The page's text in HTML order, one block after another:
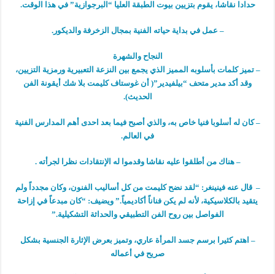
حدادا نقاشا، يقوم بتزيين بيوت الطبقة العليا “البرجوازية” في هذا الوقت.
– عمل في بداية حياته الفنية بمجال الزخرفة والديكور.
النجاح والشهرة
– تميز كلمات بأسلوبه المميز الذي يجمع بين النزعة التعبيرية ورمزية التزيين،
وقد أكد مدير متحف “بيلفيدير”( أن غوستاف كليمت بلا شك أيقونة الفن
الحديث).
– كان له أسلوبا فنيا خاص به، والذي أصبح فيما بعد احدى أهم المدارس الفنية
في العالم.
– هناك من أطلقوا عليه نقاشا وقدموا له الإنتقادات نظرا لجرأته .
– قال عنه فينينغر: “لقد نضح كليمت من كل أساليب الفنون، وكان مجدداً ولم
يتقيد بالكلاسيكية، لأنه لم يكن فناناً أكاديمياً.” ويضيف: “كان مبدعاً في إزاحة
الفواصل بين روح الفن التطبيقي والحداثة التشكيلية.”
– اهتم كثيرا برسم جسد المرأة عاري، وتميز بعرض الإثارة الجنسية بشكل
صريح في أعماله